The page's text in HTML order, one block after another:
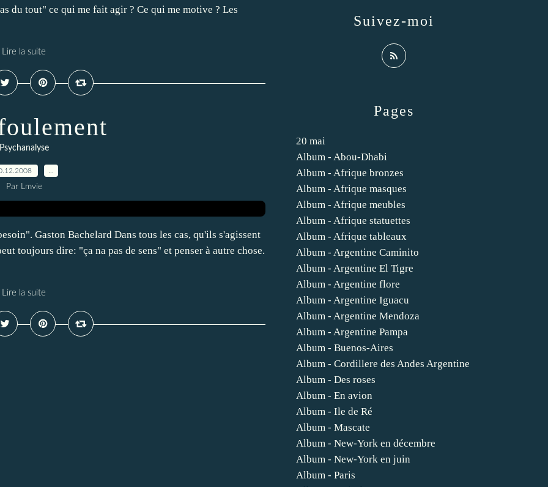
du tout" ce qui me fait agir ? Ce qui me motive ? Les
Lire la suite
Par Lmvie
Gaston Bachelard Dans tous les cas, qu'ils s'agissent
toujours dire: "ça na pas de sens" et penser à autre chose.
Lire la suite
Pages
20 mai
Album - Abou-Dhabi
Album - Afrique bronzes
Album - Afrique masques
Album - Afrique meubles
Album - Afrique statuettes
Album - Afrique tableaux
Album - Argentine Caminito
Album - Argentine El Tigre
Album - Argentine flore
Album - Argentine Iguacu
Album - Argentine Mendoza
Album - Argentine Pampa
Album - Buenos-Aires
Album - Cordillere des Andes Argentine
Album - Des roses
Album - En avion
Album - Ile de Ré
Album - Mascate
Album - New-York en décembre
Album - New-York en juin
Album - Paris
Suivez-moi